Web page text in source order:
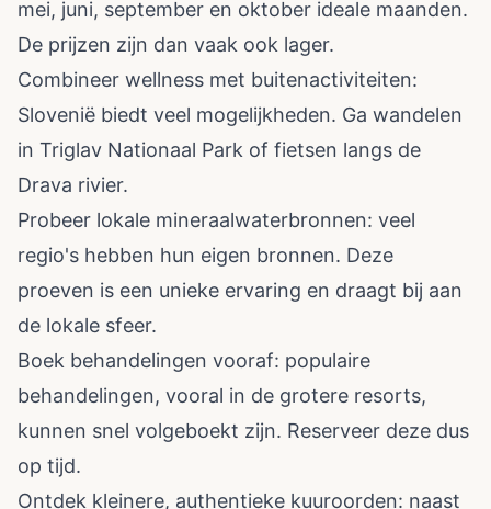
mei, juni, september en oktober ideale maanden.
De prijzen zijn dan vaak ook lager.
Combineer wellness met buitenactiviteiten:
Slovenië biedt veel mogelijkheden. Ga wandelen
in Triglav Nationaal Park of fietsen langs de
Drava rivier.
Probeer lokale mineraalwaterbronnen: veel
regio's hebben hun eigen bronnen. Deze
proeven is een unieke ervaring en draagt bij aan
de lokale sfeer.
Boek behandelingen vooraf: populaire
behandelingen, vooral in de grotere resorts,
kunnen snel volgeboekt zijn. Reserveer deze dus
op tijd.
Ontdek kleinere, authentieke kuuroorden: naast